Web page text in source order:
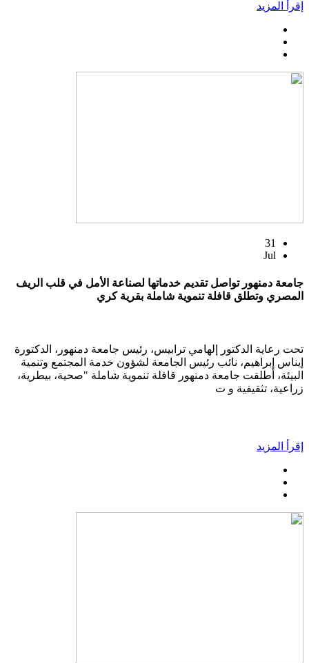
إقرأ المزيد
31
Jul
جامعة دمنهور تواصل تقديم خدماتها لصناعة الأمل في قلب الريف
المصري وتطلق قافلة تنموية شاملة بقرية كري
تحت رعاية الدكتور إلهامي ترابيس، رئيس جامعة دمنهور، الدكتورة
إيناس إبراهيم، نائب رئيس الجامعة لشؤون خدمة المجتمع وتنمية
البيئة، أطلقت جامعة دمنهور قافلة تنموية شاملة "صحية، بيطرية،
زراعية، تثقيفية و ت
إقرأ المزيد